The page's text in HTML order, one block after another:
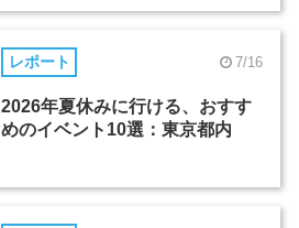
レポート 7/16
2026年夏休みに行ける、おすす
めのイベント10選：東京都内